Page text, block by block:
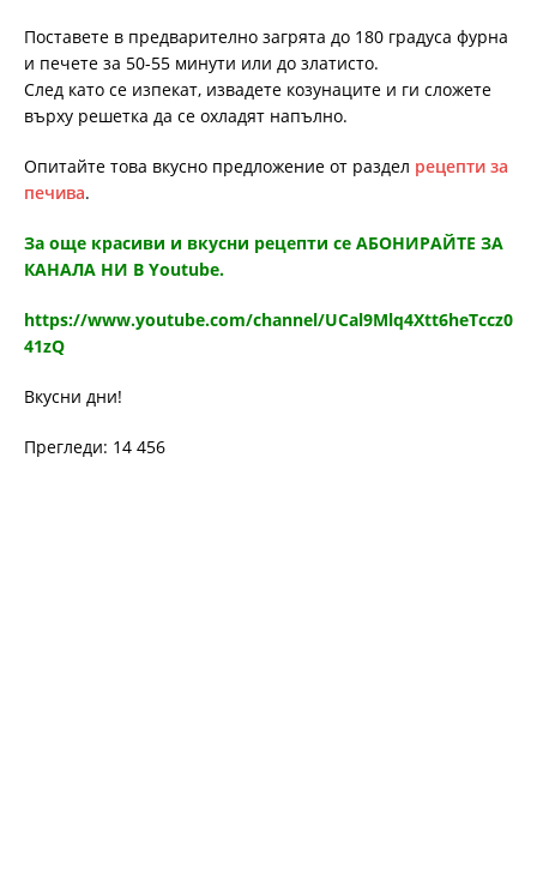
Поставете в предварително загрята до 180 градуса фурна
и печете за 50-55 минути или до златисто.
След като се изпекат, извадете козунаците и ги сложете
върху решетка да се охладят напълно.
Опитайте това вкусно предложение от раздел рецепти за
печива.
За още красиви и вкусни рецепти се АБОНИРАЙТЕ ЗА
КАНАЛА НИ В Youtube.
https://www.youtube.com/channel/UCal9Mlq4Xtt6heTccz0
41zQ
Вкусни дни!
Прегледи: 14 456